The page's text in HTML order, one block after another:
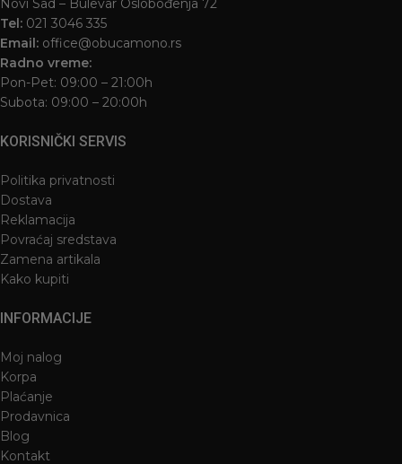
Novi Sad – Bulevar Oslobođenja 72
Tel: 021 3046 335
Email: office@obucamono.rs
Radno vreme:
Pon-Pet: 09:00 – 21:00h
Subota: 09:00 – 20:00h
KORISNIČKI SERVIS
Politika privatnosti
Dostava
Reklamacija
Povraćaj sredstava
Zamena artikala
Kako kupiti
INFORMACIJE
Moj nalog
Korpa
Plaćanje
Prodavnica
Blog
Kontakt